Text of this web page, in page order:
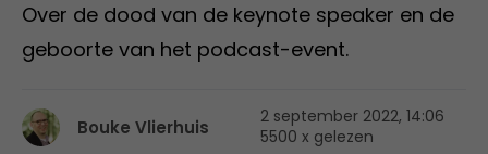
Over de dood van de keynote speaker en de
geboorte van het podcast-event.
Bouke Vlierhuis
2 september 2022, 14:06
5500 x gelezen